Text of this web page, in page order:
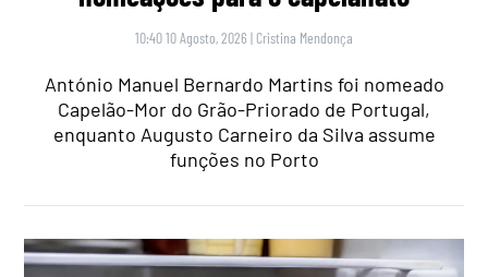
10:40 10 Agosto, 2026 | Cristina Mendonça
António Manuel Bernardo Martins foi nomeado
Capelão-Mor do Grão-Priorado de Portugal,
enquanto Augusto Carneiro da Silva assume
funções no Porto